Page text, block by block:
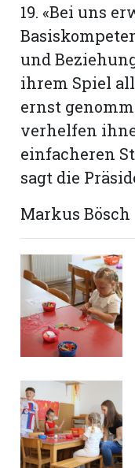
19. «Bei uns
und
ihrem Spiel
ernst
verhelfen
einfacheren
sagt die
Markus Bösch